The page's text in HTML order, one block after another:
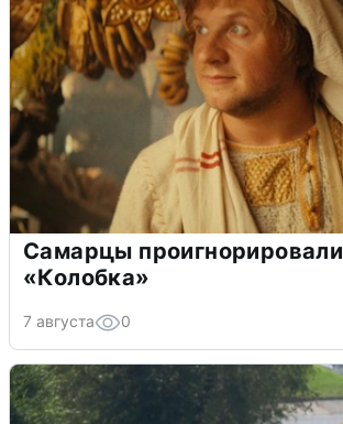
Самарцы проигнорировали
«Колобка»
7 августа 0